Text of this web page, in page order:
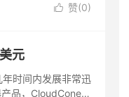
 赞(0)
元
时间内发展非常迅
品，CloudCone美